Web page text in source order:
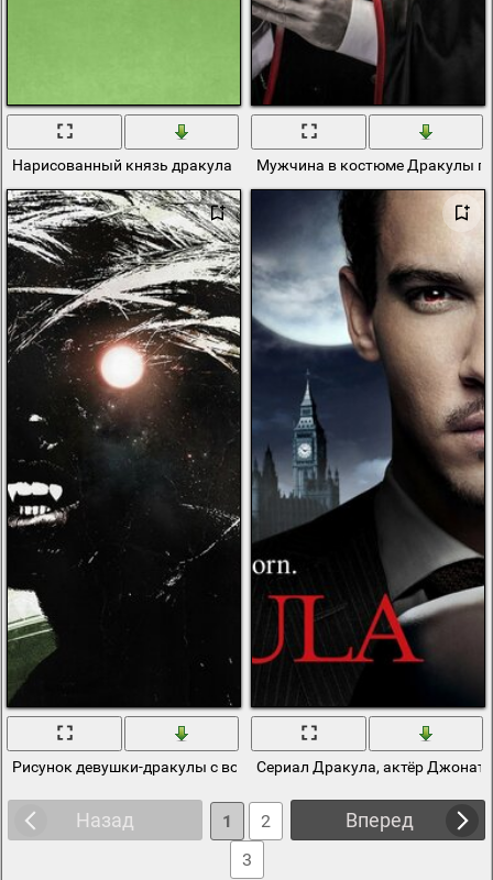
Нарисованный князь дракула показывает красные крылья на
Мужчина в костюме Дракулы
Рисунок девушки-дракулы с волосамиСериал Дракула, актёр
Назад Вперед
1
2
3